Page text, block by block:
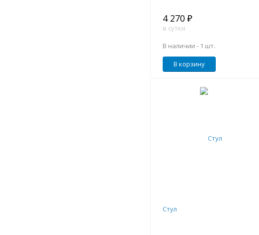
4 270 ₽
в сутки
В наличии - 1 шт.
В корзину
Стул